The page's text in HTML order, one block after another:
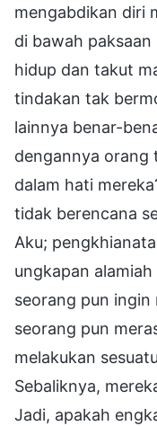
mengabdikan diri
di bawah
hidup dan takut
tindakan tak
lainnya benar-
dengannya orang
dalam hati
tidak berencana
Aku;
ungkapan
seorang pun
seorang pun
melakukan
Sebaliknya,
Jadi, apakah